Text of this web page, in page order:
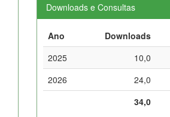
Downloads e Consultas
Ano Downloads
2025
10,0
2026
24,0
34,0